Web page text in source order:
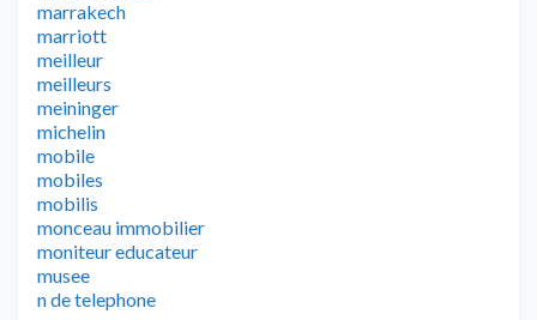
marrakech
marriott
meilleur
meilleurs
meininger
michelin
mobile
mobiles
mobilis
monceau immobilier
moniteur educateur
musee
n de telephone